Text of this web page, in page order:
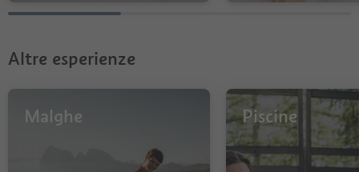
Altre esperienze
Malghe Piscine